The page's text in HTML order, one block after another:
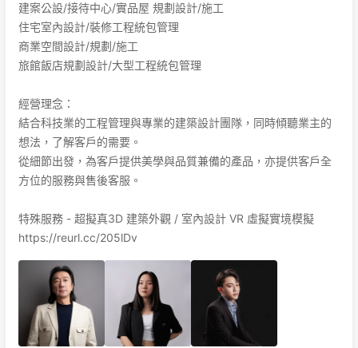
建案公設/接待中心/實品屋 規劃設計/施工
住宅室內設計/裝修工程統包管理
商業空間設計/規劃/施工
旅館飯店規劃設計/大型工程統包管理
經營理念：
結合科技業的工程管理與專業的建築設計團隊，同時傾聽業主的
想法，了解客戶的需要。
從細節出發，為客戶提供美學與品質兼備的產品，亦提供客戶全
方位的服務與售後客服。
特殊服務 - 超擬真3D 建築外觀 / 室內設計 VR 虛擬實境模擬
https://reurl.cc/205lDv